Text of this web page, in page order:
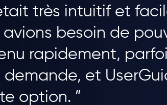
très intuitif et
avions besoin de
rapidement,
et
option. ”